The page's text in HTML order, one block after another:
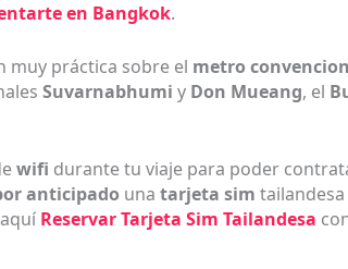
en Bangkok.
muy práctica sobre el metro
Suvarnabhumi y Don Mueang, el
wifi durante tu viaje para poder
anticipado una tarjeta sim
Reservar Tarjeta Sim Tailandesa